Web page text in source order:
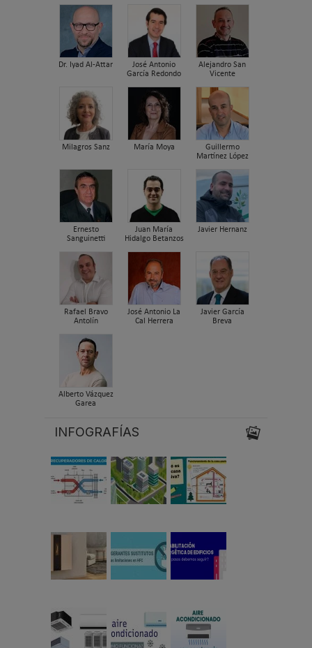
Dr. Iyad Al-Attar
José Antonio
García Redondo
Alejandro San
Vicente
Milagros Sanz María Moya
Guillermo
Martínez López
Ernesto
Sanguinetti
Juan María
Hidalgo Betanzos
Javier Hernanz
Rafael Bravo
Antolín
José Antonio La
Cal Herrera
Javier García
Breva
Alberto Vázquez
Garea
INFOGRAFÍAS